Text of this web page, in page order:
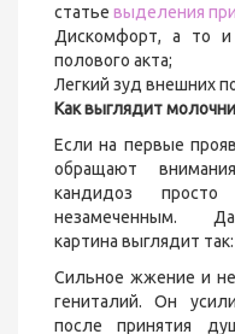
статье выделения
Дискомфорт, а то
полового акта;
Легкий зуд внешних
Как выглядит
Если на первые
обращают
кандидоз
незамеченным.
картина выглядит так:
Сильное жжение и
гениталий. Он
после принятия